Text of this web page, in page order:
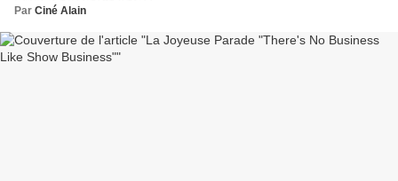
Par Ciné Alain